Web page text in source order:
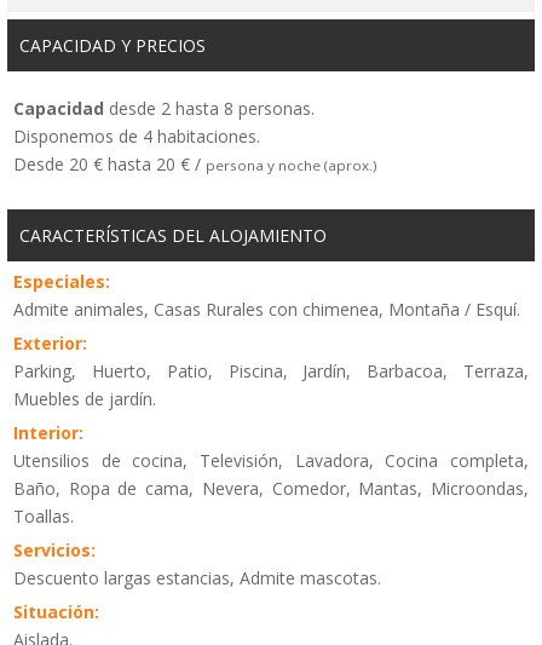
CAPACIDAD Y PRECIOS
Capacidad desde 2 hasta 8 personas.
Disponemos de 4 habitaciones.
Desde 20 € hasta 20 € / persona y noche (aprox.)
CARACTERÍSTICAS DEL ALOJAMIENTO
Especiales:
Admite animales, Casas Rurales con chimenea, Montaña / Esquí.
Exterior:
Parking, Huerto, Patio, Piscina, Jardín, Barbacoa, Terraza,
Muebles de jardín.
Interior:
Utensilios de cocina, Televisión, Lavadora, Cocina completa,
Baño, Ropa de cama, Nevera, Comedor, Mantas, Microondas,
Toallas.
Servicios:
Descuento largas estancias, Admite mascotas.
Situación:
Aislada.